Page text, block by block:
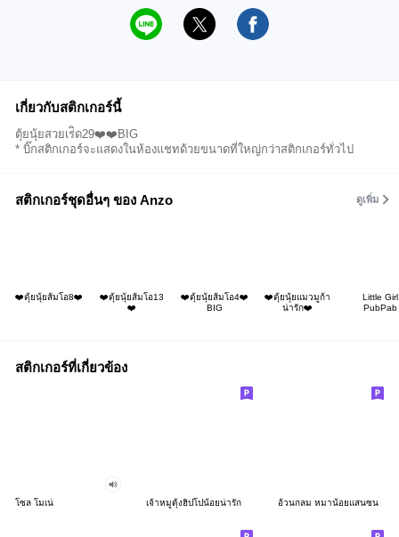
เกี่ยวกับสติกเกอร์นี้
ตุ้ยนุ้ยสวยเร่ิด29❤️❤️BIG
* บิ๊กสติกเกอร์จะแสดงในห้องแชทด้วยขนาดที่ใหญ่กว่าสติกเกอร์ทั่วไป
สติกเกอร์ชุดอื่นๆ ของ Anzo ดูเพิ่ม
❤️ตุ้ยนุ้ยส้มโอ8❤️
❤️ตุ้ยนุ้ยส้มโอ13
❤️
❤️ตุ้ยนุ้ยส้มโอ4❤️
BIG
❤️ตุ้ยนุ้ยแมวมูก้า
น่ารัก❤️
Little Girl
PubPab
สติกเกอร์ที่เกี่ยวข้อง
โซล โมเน่ เจ้าหมูดุ้งฮิปโปน้อยน่ารัก อ้วนกลม หมาน้อยแสนซน